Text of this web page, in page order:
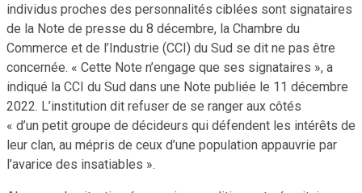
individus proches des personnalités ciblées sont signataires
de la Note de presse du 8 décembre, la Chambre du
Commerce et de l’Industrie (CCI) du Sud se dit ne pas être
concernée. « Cette Note n’engage que ses signataires », a
indiqué la CCI du Sud dans une Note publiée le 11 décembre
2022. L’institution dit refuser de se ranger aux côtés
« d’un petit groupe de décideurs qui défendent les intérêts de
leur clan, au mépris de ceux d’une population appauvrie par
l’avarice des insatiables ».